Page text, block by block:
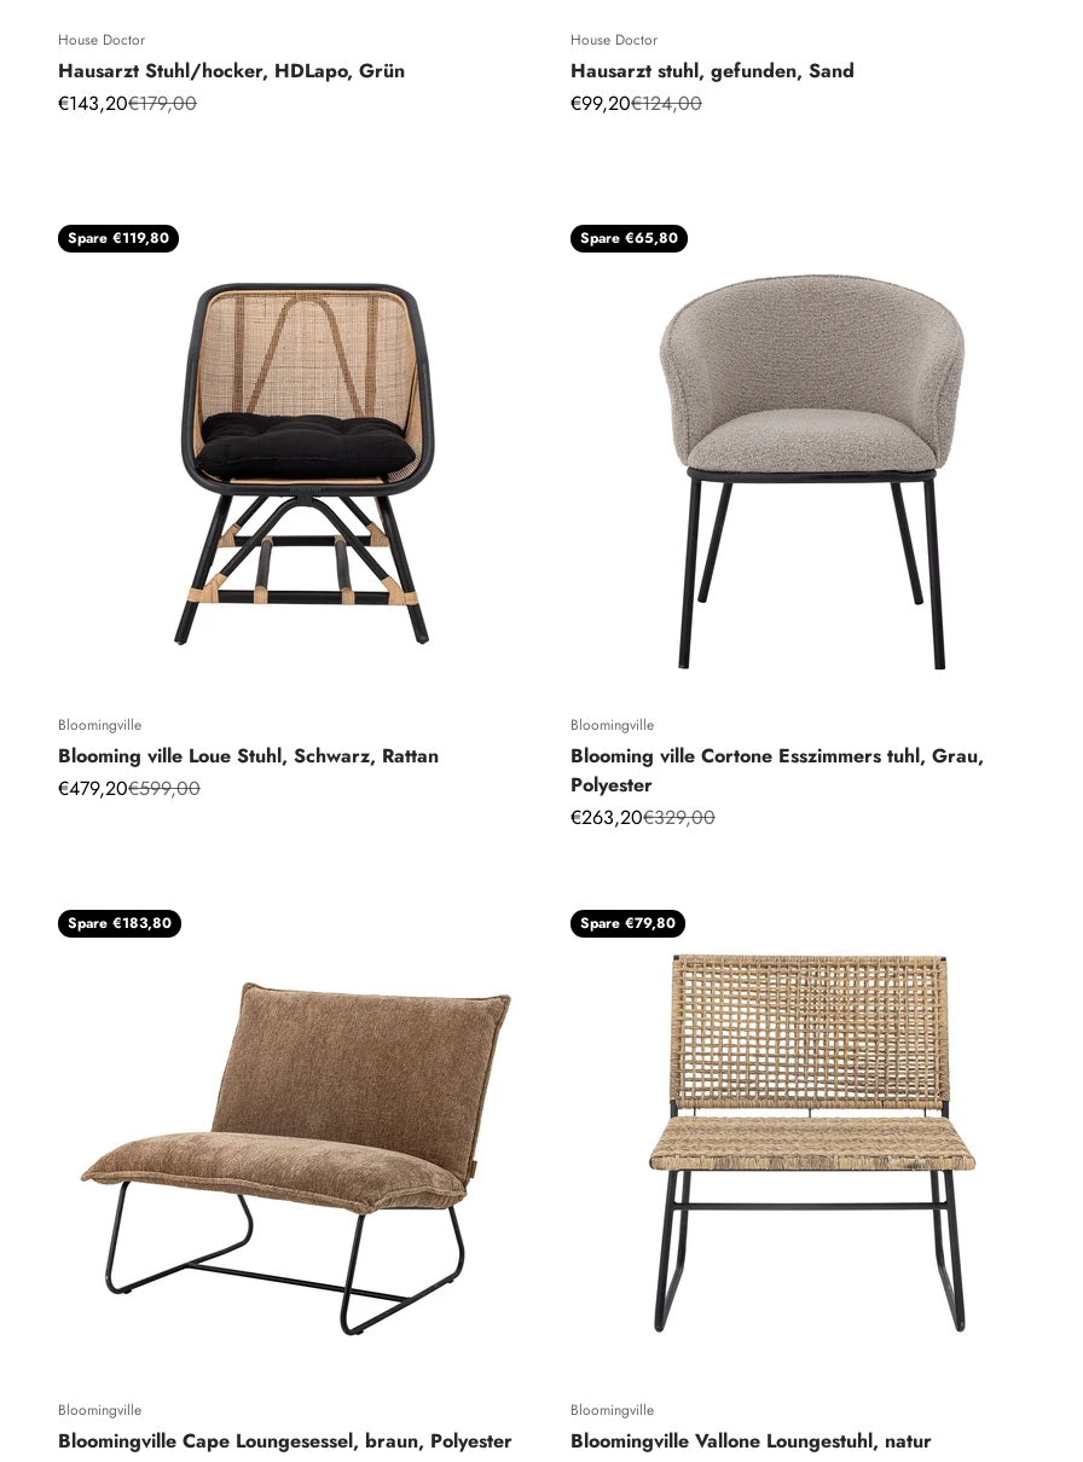
House Doctor
Hausarzt Stuhl/hocker, HDLapo, Grün
Angebot
€143,20Regulärer Preis
€179,00
House Doctor
Hausarzt stuhl, gefunden, Sand
Angebot
€99,20Regulärer Preis
€124,00
Spare €119,80
Bloomingville
Blooming ville Loue Stuhl, Schwarz, Rattan
Angebot
€479,20Regulärer Preis
€599,00
Spare €65,80
Bloomingville
Blooming ville Cortone Esszimmers tuhl, Grau,
Polyester
Angebot
€263,20Regulärer Preis
€329,00
Spare €183,80
Bloomingville
Bloomingville Cape Loungesessel, braun, Polyester
Spare €79,80
Bloomingville
Bloomingville Vallone Loungestuhl, natur